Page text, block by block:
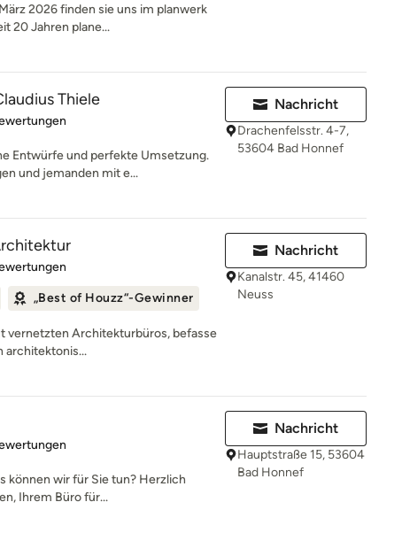
2026 finden sie uns im planwerk
20 Jahren plane...
Thiele
4.9 von 5 Sternen
Entwürfe und perfekte Umsetzung.
und jemanden mit e...
Nachricht
Drachenfelsstr. 4-7,
53604 Bad Honnef
5 von 5 Sternen
„Best of Houzz“-Gewinner
vernetzten Architekturbüros, befasse
architektonis...
Nachricht
Kanalstr. 45, 41460
Neuss
5 von 5 Sternen
können wir für Sie tun? Herzlich
Ihrem Büro für...
Nachricht
Hauptstraße 15, 53604
Bad Honnef